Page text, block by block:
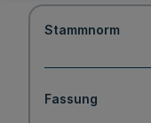
Stammnorm
Fassung